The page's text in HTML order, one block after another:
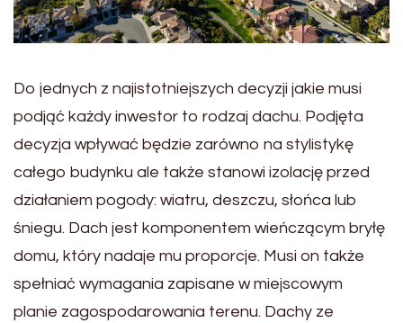
Do jednych z najistotniejszych decyzji jakie musi
podjąć każdy inwestor to rodzaj dachu. Podjęta
decyzja wpływać będzie zarówno na stylistykę
całego budynku ale także stanowi izolację przed
działaniem pogody: wiatru, deszczu, słońca lub
śniegu. Dach jest komponentem wieńczącym bryłę
domu, który nadaje mu proporcje. Musi on także
spełniać wymagania zapisane w miejscowym
planie zagospodarowania terenu. Dachy ze